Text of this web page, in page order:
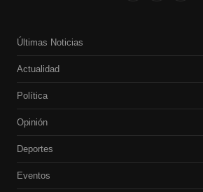
Últimas Noticias
Actualidad
Política
Opinión
Deportes
Eventos